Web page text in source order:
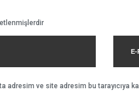
adresim ve site adresim bu tarayıcıya